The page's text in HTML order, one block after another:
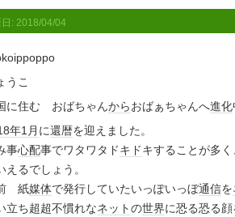
: 2018/04/04
うこ
に住む おばちゃんからおばぁちゃんへ進化
年1月 に還暦を迎えました。
事心配事でワタワタドキドキすることが多
えるでしょう。
紙媒体で発行していたいっぽいっぼ通信を
立ち超超不慣れなネットの世界に恐る恐る